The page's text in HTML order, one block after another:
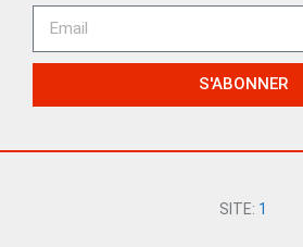
S'ABONNER
SITE: 1